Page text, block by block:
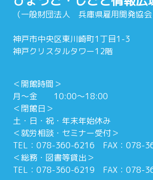
（一般財団法人 兵庫県雇用開発協会
神戸市中央区東川崎町1丁目1-3
神戸クリスタルタワー12階
＜開館時間＞
月～金 10:00～18:00
＜閉館日＞
土・日・祝・年末年始休み
＜就労相談・セミナー受付＞
TEL：078-360-6216 FAX：078-
＜総務・図書等貸出＞
TEL：078-360-6219 FAX：078-